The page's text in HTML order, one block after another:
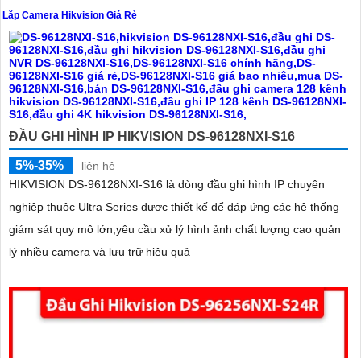
Lắp Camera Hikvision Giá Rẻ
ĐẦU GHI HÌNH IP HIKVISION DS-96128NXI-S16
5%-35%
liên hệ
HIKVISION DS‑96128NXI‑S16 là dòng đầu ghi hình IP chuyên
nghiệp thuộc Ultra Series được thiết kế để đáp ứng các hệ thống
giám sát quy mô lớn,yêu cầu xử lý hình ảnh chất lượng cao quản
lý nhiều camera và lưu trữ hiệu quả